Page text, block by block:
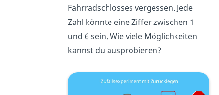
Fahrradschlosses vergessen. Jede
Zahl könnte eine Ziffer zwischen 1
und 6 sein. Wie viele Möglichkeiten
kannst du ausprobieren?